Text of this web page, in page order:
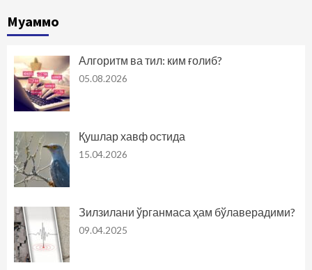
Муаммо
Алгоритм ва тил: ким ғолиб?
05.08.2026
Қушлар хавф остида
15.04.2026
Зилзилани ўрганмаса ҳам бўлаверадими?
09.04.2025